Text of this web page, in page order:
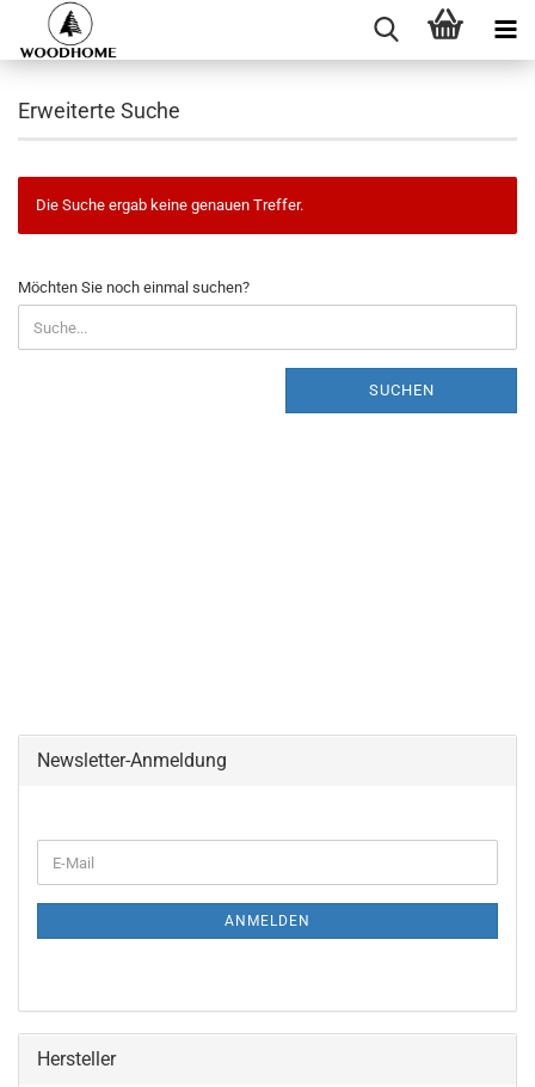
Erweiterte Suche
Die Suche ergab keine genauen Treffer.
Möchten Sie noch einmal suchen?
SUCHEN
Newsletter-Anmeldung
E-
Mail
ANMELDEN
Hersteller